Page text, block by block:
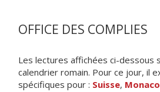
OFFICE DES COMPLIES
Les lectures affichées ci-dessous
calendrier romain. Pour ce jour, il
spécifiques pour : Suisse, Monaco